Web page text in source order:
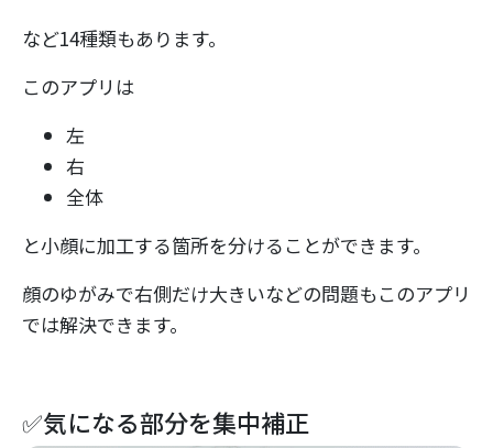
など14種類もあります。
このアプリは
左
右
全体
と小顔に加工する箇所を分けることができます。
顔のゆがみで右側だけ大きいなどの問題もこのアプリ
では解決できます。
✅気になる部分を集中補正